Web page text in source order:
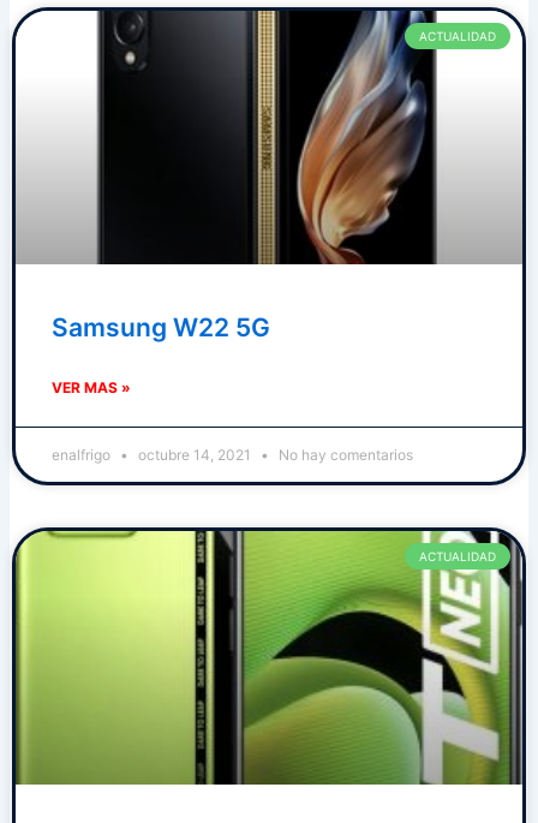
ACTUALIDAD
Samsung W22 5G
VER MAS »
enalfrigo octubre 14, 2021 No hay comentarios
ACTUALIDAD